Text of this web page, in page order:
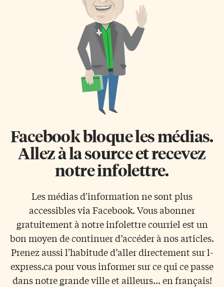
Moncton — Alec Victor et
Patrick Martin — et cinq jeunes
l’Ontario et de l’Ouest du pays.
Discussions sur les accents En
partenariat avec l’Association
des collèges et universités de la
francophonie canadienne […]
citoyenneté, en vertu de la Loi
sur le Collège des consultants en
immigration et en citoyenneté
entrée en vigueur le 9 décembre
2020. Surveillance des
consultants en immigration…
et sanction Il aura un pouvoir
de surveillance et de sanction
[…]
Facebook bloque les médias.
Allez à la source et recevez
notre infolettre.
Les médias d'information ne sont plus
accessibles via Facebook. Vous abonner
gratuitement à notre infolettre courriel est un
bon moyen de continuer d’accéder à nos articles.
Prenez aussi l'habitude d’aller directement sur l-
express.ca pour vous informer sur ce qui ce passe
dans notre grande ville et ailleurs... en français!